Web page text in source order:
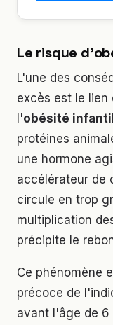
Le risque
L'une des
excès est le
l'obésité
protéines
une hormone
accélérateur de
circule en trop
multiplication
précipite le
Ce phénomène
précoce de
avant l'âge de 6